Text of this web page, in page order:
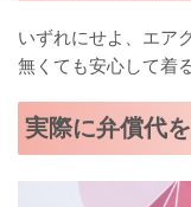
いずれにせよ、エア
無くても安心して着
実際に弁償代